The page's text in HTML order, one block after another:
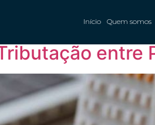
Início Quem somos
entre